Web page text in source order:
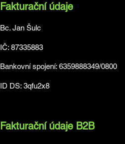
Fakturační údaje
Bc. Jan Šulc
IČ: 87335883
Bankovní spojení: 6359888349/0800
ID DS: 3qfu2x8
Fakturační údaje B2B